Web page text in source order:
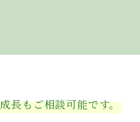
長もご相談可能です。